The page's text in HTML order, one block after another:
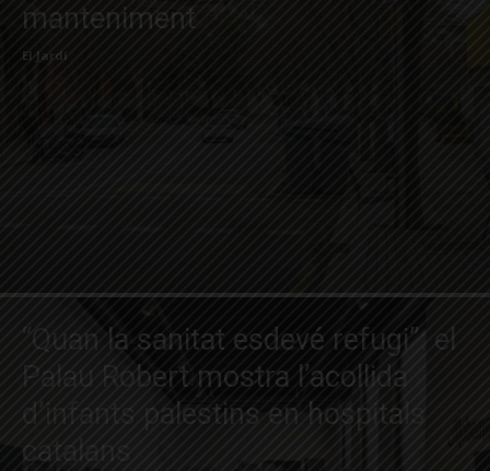
manteniment
El Jardí
“Quan la sanitat esdevé refugi”: el
Palau Robert mostra l’acollida
d’infants palestins en hospitals
catalans